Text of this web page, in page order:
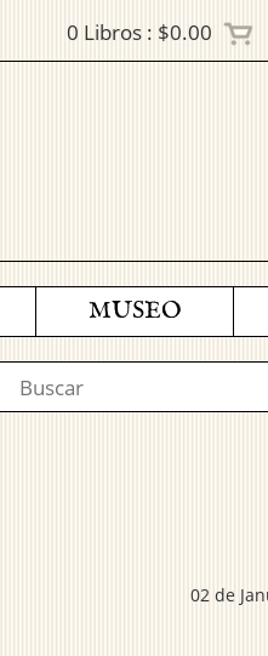
0 Libros : $0.00
MUSEO
02 de